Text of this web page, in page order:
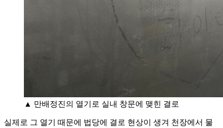
▲ 만배정진의 열기로 실내 창문에 맺힌 결로
실제로 그 열기 때문에 법당에 결로 현상이 생겨 천장에서 물